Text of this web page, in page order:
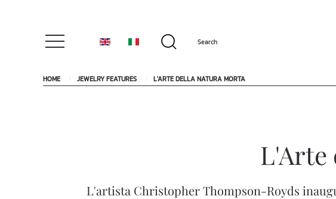
HOME JEWELRY FEATURES L'ARTE DELLA NATURA MORTA
L'Arte
L'artista Christopher Thompson-Royds